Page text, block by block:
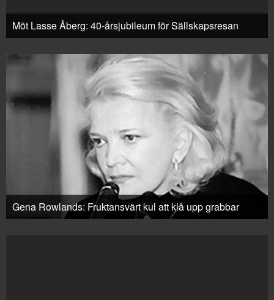
Möt Lasse Åberg: 40-årsjubileum för Sällskapsresan
Gena Rowlands: Fruktansvärt kul att klå upp grabbar